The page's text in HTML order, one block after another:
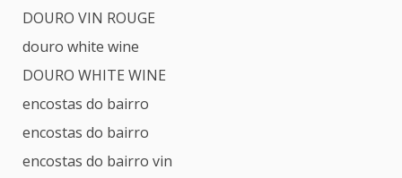
DOURO VIN ROUGE
douro white wine
DOURO WHITE WINE
encostas do bairro
encostas do bairro
encostas do bairro vin